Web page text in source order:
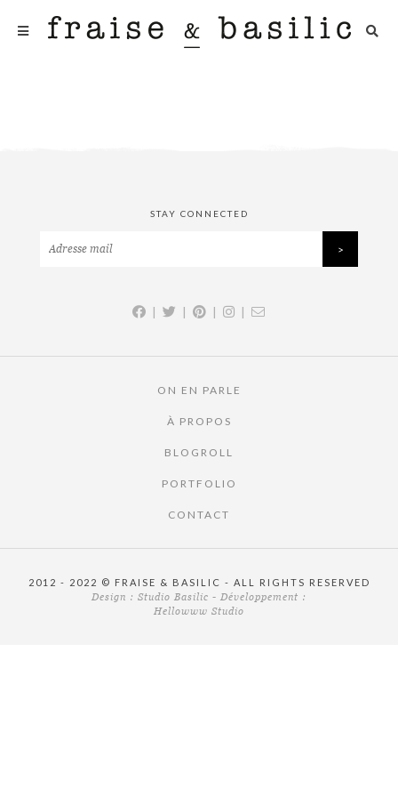
STAY CONNECTED
| | | |
ON EN PARLE
À PROPOS
BLOGROLL
PORTFOLIO
CONTACT
2012 - 2022 © FRAISE & BASILIC - ALL RIGHTS RESERVED
Design : Studio Basilic - Développement :
Hellowww Studio